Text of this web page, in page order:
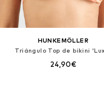
HUNKEMÖLLER
Triángulo Top de bikini
24,90€